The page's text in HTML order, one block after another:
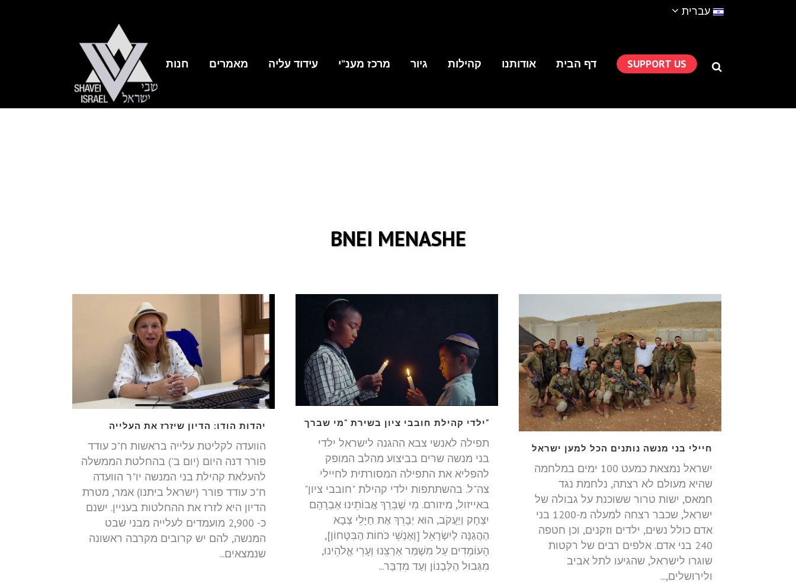
עברית
SUPPORT US דף הבית אודותנו קהילות גיור מרכז מענ”י עידוד עליה מאמרים חנות
BNEI MENASHE
יהדות הודו: הדיון שיזרז את העלייה
הוועדה לקליטת עלייה בראשות ח"כ עודד
פורר דנה היום (יום ב') בהחלטת הממשלה
להעלאת קהילת בני המנשה יו"ר הוועדה
ח"כ עודד פורר (ישראל ביתנו) אמר, מטרת
הדיון היא לזרז את ההחלטות בעניין. ישנם
כ- 2,900 מועמדים לעלייה מבני שבט
המנשה, להם יש קרובים מקרבה ראשונה
שנמצאים...
"ילדי קהילת חובבי ציון בשירת "מי שברך
תפילה לאנשי צבא ההגנה לישראל ילדי
בני מנשה שרים בביצוע מהלב המופק
להפליא את התפילה המסורתית לחיילי
צה"ל. בהשתתפות ילדי קהילת "חובבי ציון"
באייזול, מיזורם. מִי שֶׁבֵּרַךְ אֲבוֹתֵינוּ אַבְרָהָם
יִצְחָק וְיַעֲקֹב, הוּא יְבָרֵךְ אֶת חַיָּלֵי צְבָא
הַהֲגַנָּה לְיִשְׂרָאֵל [וְאַנְשֵׁי כֹּחוֹת הַבִּטָּחוֹן],
הָעוֹמְדִים עַל מִשְׁמַר אַרְצֵנוּ וְעָרֵי אֱלֹהֵינוּ,
מִגְּבוּל הַלְּבָנוֹן וְעַד מִדְבַּר...
חיילי בני מנשה נותנים הכל למען ישראל
ישראל נמצאת כמעט 100 ימים במלחמה
שהיא מעולם לא רצתה, נלחמת נגד
חמאס, ישות טרור ששוכנת על גבולה של
ישראל, שכבר רצחה למעלה מ-1200 בני
אדם כולל נשים, ילדים וזקנים, וכן חטפה
240 בני אדם. אלפים רבים של רקטות
שוגרו לישראל, שהגיעו לתל אביב
ולירושלים,...